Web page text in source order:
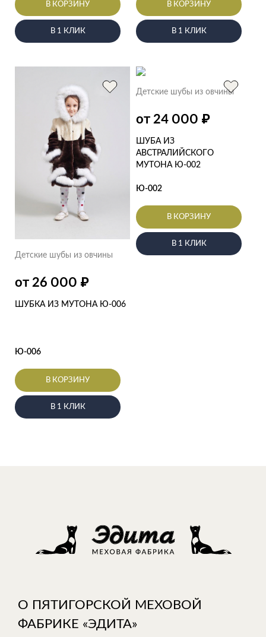
В КОРЗИНУ
В 1 КЛИК
В КОРЗИНУ
В 1 КЛИК
Детские шубы из овчины
от 26 000 ₽
ШУБКА ИЗ МУТОНА Ю-006
Ю-006
В КОРЗИНУ
В 1 КЛИК
Детские шубы из овчины
от 24 000 ₽
ШУБА ИЗ
АВСТРАЛИЙСКОГО
МУТОНА Ю-002
Ю-002
В КОРЗИНУ
В 1 КЛИК
О ПЯТИГОРСКОЙ МЕХОВОЙ
ФАБРИКЕ «ЭДИТА»